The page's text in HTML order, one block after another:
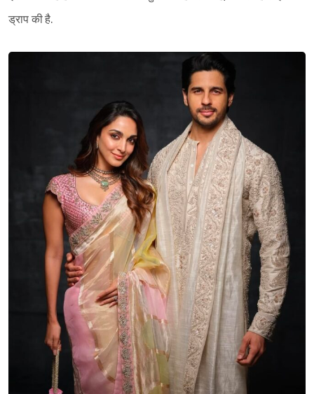
ड्राप की है.